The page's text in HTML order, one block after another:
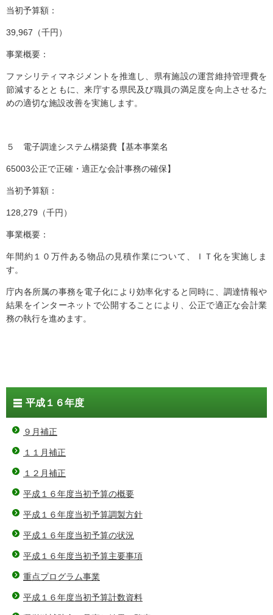
当初予算額：
39,967（千円）
事業概要：
ファシリティマネジメントを推進し、県有施設の運営維持管理費を
節減するとともに、来庁する県民及び職員の満足度を向上させるた
めの適切な施設改善を実施します。
５ 電子調達システム構築費【基本事業名
65003公正で正確・適正な会計事務の確保】
当初予算額：
128,279（千円）
事業概要：
年間約１０万件ある物品の見積作業について、ＩＴ化を実施しま
す。
庁内各所属の事務を電子化により効率化すると同時に、調達情報や
結果をインターネットで公開することにより、公正で適正な会計業
務の執行を進めます。
平成１６年度
９月補正
１１月補正
１２月補正
平成１６年度当初予算の概要
平成１６年度当初予算調製方針
平成１６年度当初予算の状況
平成１６年度当初予算主要事項
重点プログラム事業
平成１６年度当初予算計数資料